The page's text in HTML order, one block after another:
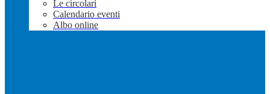
Le circolari
Calendario eventi
Albo online